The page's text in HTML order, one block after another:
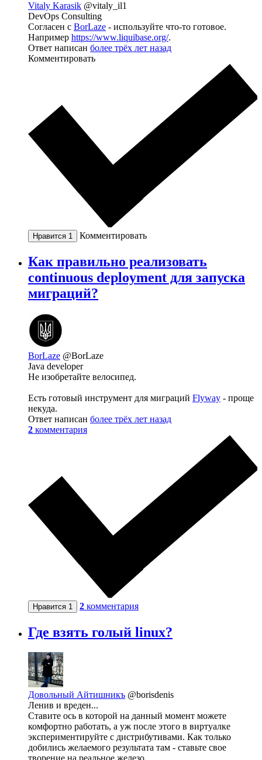
Vitaly Karasik @vitaly_il1
DevOps Consulting
Согласен с BorLaze - используйте что-то готовое.
Например https://www.liquibase.org/.
Ответ написан более трёх лет назад
Комментировать
Нравится 1 Комментировать
Как правильно реализовать
continuous deployment для запуска
миграций?
BorLaze @BorLaze
Java developer
Не изобретайте велосипед.
Есть готовый инструмент для миграций Flyway - проще
некуда.
Ответ написан более трёх лет назад
2 комментария
Нравится 1 2 комментария
Где взять голый linux?
Довольный Айтишникъ @borisdenis
Ленив и вреден...
Ставите ось в которой на данный момент можете
комфортно работать, а уж после этого в виртуалке
экспериментируйте с дистрибутивами. Как только
добились желаемого результата там - ставьте свое